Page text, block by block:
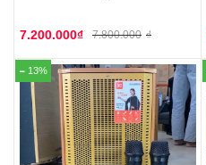
7.800.000 ₫
7.200.000₫
13%